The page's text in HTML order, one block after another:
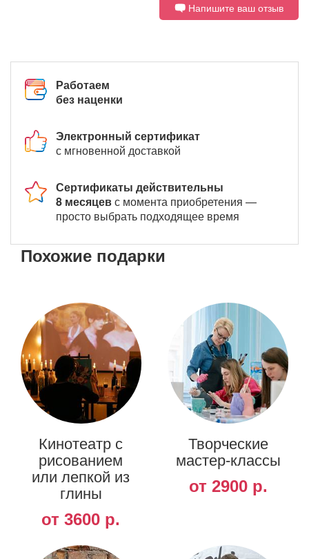
Напишите ваш отзыв
Работаем
без наценки
Электронный сертификат
с мгновенной доставкой
Сертификаты действительны
8 месяцевс момента приобретения —
просто выбрать подходящее время
Похожие подарки
Кинотеатр с
рисованием
или лепкой из
глины
от 3600 р.
Творческие
мастер-классы
от 2900 р.